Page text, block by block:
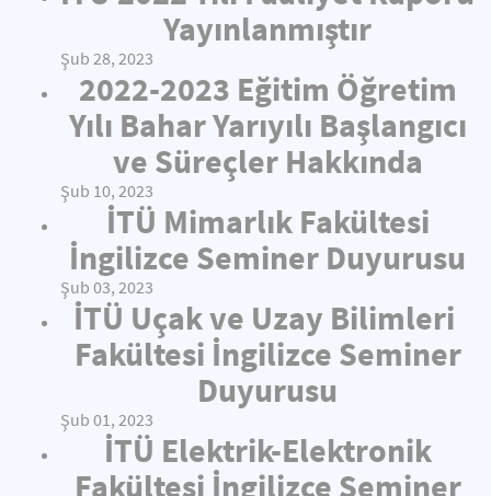
Yayınlanmıştır
Şub 28, 2023
2022-2023 Eğitim Öğretim
Yılı Bahar Yarıyılı Başlangıcı
ve Süreçler Hakkında
Şub 10, 2023
İTÜ Mimarlık Fakültesi
İngilizce Seminer Duyurusu
Şub 03, 2023
İTÜ Uçak ve Uzay Bilimleri
Fakültesi İngilizce Seminer
Duyurusu
Şub 01, 2023
İTÜ Elektrik-Elektronik
Fakültesi İngilizce Seminer